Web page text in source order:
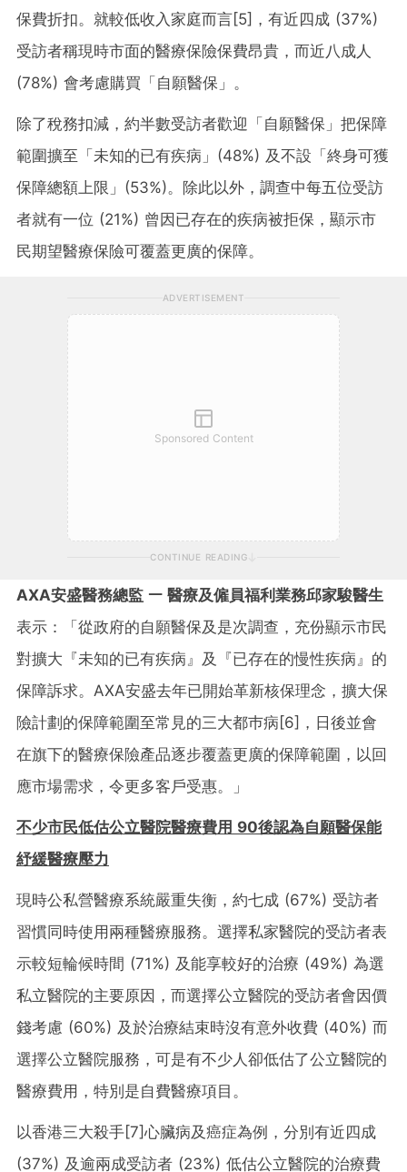
保費折扣。就較低收入家庭而言[5] ，有近四成 (37%)
受訪者稱現時市面的醫療保險保費昂貴，而近八成人
(78%) 會考慮購買「自願醫保」。
除了稅務扣減，約半數受訪者歡迎「自願醫保」把保障
範圍擴至「未知的已有疾病」(48%) 及不設「終身可獲
保障總額上限」(53%)。除此以外，調查中每五位受訪
者就有一位 (21%) 曾因已存在的疾病被拒保，顯示市
民期望醫療保險可覆蓋更廣的保障。
ADVERTISEMENT
Sponsored Content
CONTINUE READING
AXA安盛醫務總監 ￚ 醫療及僱員福利業務邱家駿醫生
表示：「從政府的自願醫保及是次調查，充份顯示市民
對擴大『未知的已有疾病』及『已存在的慢性疾病』的
保障訴求。AXA安盛去年已開始革新核保理念，擴大保
險計劃的保障範圍至常見的三大都巿病 [6] ，日後並會
在旗下的醫療保險產品逐步覆蓋更廣的保障範圍，以回
應市場需求，令更多客戶受惠。」
不少市民低估公立醫院醫療費用 90後認為自願醫保能
紓緩醫療壓力
現時公私營醫療系統嚴重失衡，約七成 (67%) 受訪者
習慣同時使用兩種醫療服務。選擇私家醫院的受訪者表
示較短輪候時間 (71%) 及能享較好的治療 (49%) 為選
私立醫院的主要原因，而選擇公立醫院的受訪者會因價
錢考慮 (60%) 及於治療結束時沒有意外收費 (40%) 而
選擇公立醫院服務，可是有不少人卻低估了公立醫院的
醫療費用，特別是自費醫療項目。
以香港三大殺手[7]心臟病及癌症為例，分別有近四成
(37%) 及逾兩成受訪者 (23%) 低估公立醫院的治療費